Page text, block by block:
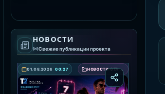
НОВОСТИ
Свежие публикации проекта
01.08.2026 00:27 НОВОСТИ GTA 6 — ДАТА ВЫХОДА, ТРЕЙЛЕРЫ И ПОДРОБНОСТИ ИГРЫ